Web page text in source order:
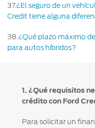
37.¿El seguro de un
Credit tiene alguna
38.¿Qué plazo máximo
para autos híbridos?
1. ¿Qué requisitos
crédito con Ford
Para solicitar un